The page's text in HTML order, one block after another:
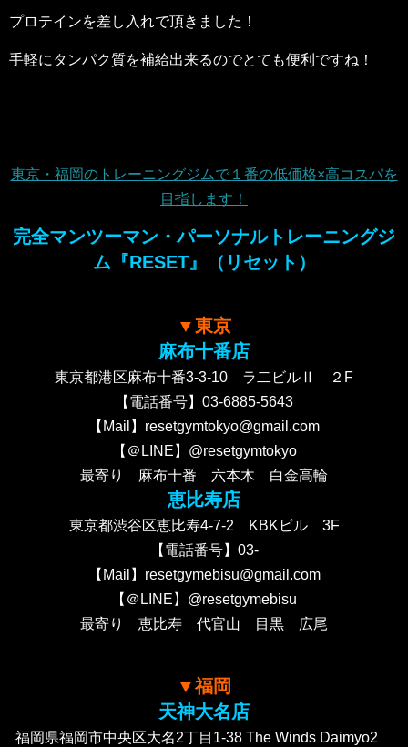
プロテインを差し入れで頂きました！
手軽にタンパク質を補給出来るのでとても便利ですね！
東京・福岡のトレーニングジムで１番の低価格×高コスパを
目指します！
完全マンツーマン・パーソナルトレーニングジ
ム『RESET』（リセット）
▼東京
麻布十番店
東京都港区麻布十番3-3-10 ラ二ビルⅡ ２F
【電話番号】03-6885-5643
【Mail】resetgymtokyo@gmail.com
【＠LINE】@resetgymtokyo
最寄り 麻布十番 六本木 白金高輪
恵比寿店
東京都渋谷区恵比寿4-7-2 KBKビル 3F
【電話番号】03-
【Mail】resetgymebisu@gmail.com
【＠LINE】@resetgymebisu
最寄り 恵比寿 代官山 目黒 広尾
▼福岡
天神大名店
福岡県福岡市中央区大名2丁目1-38 The Winds Daimyo2